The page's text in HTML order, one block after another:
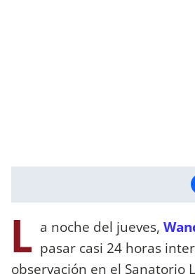
L a noche del jueves,
pasar casi 24 horas
observación en el Sanatorio